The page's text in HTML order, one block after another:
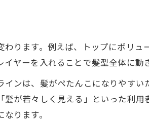
にふんわり感を出すカットの工夫
トップにボリュームを生むカット技
髪のトップふんわり仕上げる散髪ポ
ヘアボリュームを意識したレイヤー
ります。例えば、トップにボリ
ヤーを入れることで髪型全体に動
ンは、髪がぺたんこになりやす
が若々しく見える」といった利
ります。